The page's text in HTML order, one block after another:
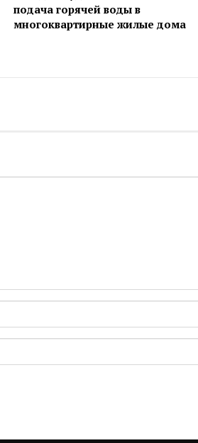
подача горячей воды в
многоквартирные жилые дома